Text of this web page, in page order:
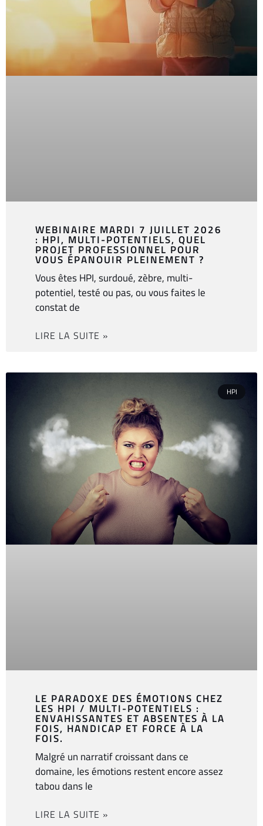
WEBINAIRE MARDI 7 JUILLET 2026
: HPI, MULTI-POTENTIELS, QUEL
PROJET PROFESSIONNEL POUR
VOUS ÉPANOUIR PLEINEMENT ?
Vous êtes HPI, surdoué, zèbre, multi-
potentiel, testé ou pas, ou vous faites le
constat de
LIRE LA SUITE »
HPI
LE PARADOXE DES ÉMOTIONS CHEZ
LES HPI / MULTI-POTENTIELS :
ENVAHISSANTES ET ABSENTES À LA
FOIS, HANDICAP ET FORCE À LA
FOIS.
Malgré un narratif croissant dans ce
domaine, les émotions restent encore assez
tabou dans le
LIRE LA SUITE »